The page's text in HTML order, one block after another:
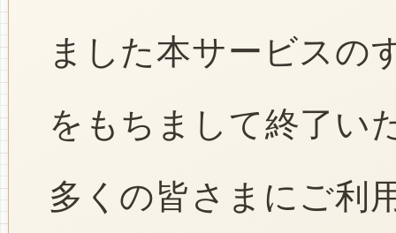
ました本サービスの
をもちまして終了い
多くの皆さまにご利